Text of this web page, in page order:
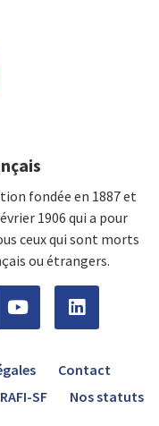
fondée en 1887 et
1906 qui a pour
ceux qui sont morts
ou étrangers.
Contact
RAFI-SF Nos statuts